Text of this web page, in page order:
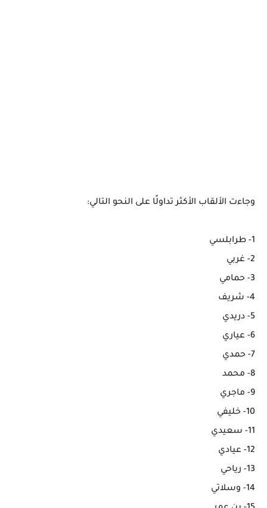
وجاءت الألقاب الأكثر تداولًا على النحو التالي:
1- طرابلسي
2- غربي
3- حمامي
4- شريف
5- دريدي
6- عياري
7- حمدي
8- محمد
9- ماجري
10- خليفي
11- سعيدي
12- عيادي
13- رياحي
14- وسلاتي